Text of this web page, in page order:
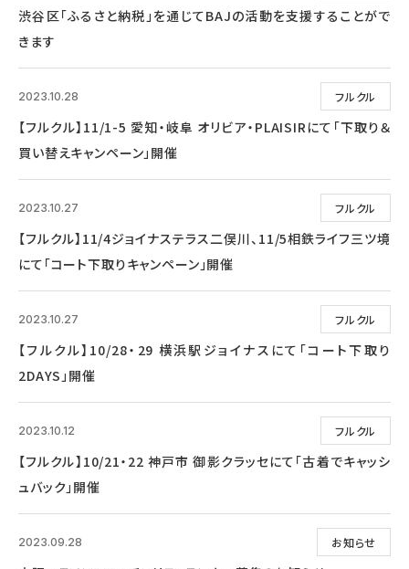
渋谷区「ふるさと納税」を通じてBAJの活動を支援することがで
きます
フルクル
2023.10.28
【フルクル】11/1-5 愛知・岐阜 オリビア・PLAISIRにて「下取り＆
買い替えキャンペーン」開催
フルクル
2023.10.27
【フルクル】11/4ジョイナステラス二俣川、11/5相鉄ライフ三ツ境
にて「コート下取りキャンペーン」開催
フルクル
2023.10.27
【フルクル】10/28・29 横浜駅ジョイナスにて「コート下取り
2DAYS」開催
フルクル
2023.10.12
【フルクル】10/21・22 神戸市 御影クラッセにて「古着でキャッシ
ュバック」開催
お知らせ
2023.09.28